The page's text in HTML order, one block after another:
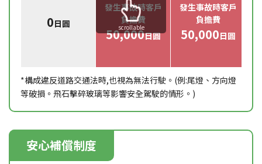
0日圓
發生事故時客戶
負擔費
50,000日圓
發生事故時客戶
負擔費
50,000日圓
scrollable
*構成違反道路交通法時,也視為無法行駛。(例:尾燈、方向燈
等破損。飛石擊碎玻璃等影響安全駕駛的情形。)
安心補償制度